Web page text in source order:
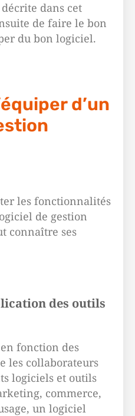
dans cet
de faire le bon
du bon logiciel.
d’un
les fonctionnalités
de gestion
connaître ses
des outils
fonction des
les collaborateurs
logiciels et outils
commerce,
un logiciel